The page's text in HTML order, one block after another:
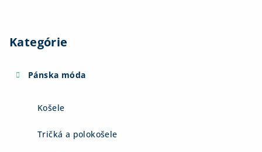
Kategórie
Pánska móda
Košele
Tričká a polokošele